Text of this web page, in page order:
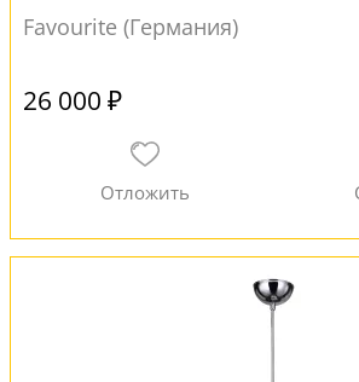
Favourite (Германия)
26 000 ₽